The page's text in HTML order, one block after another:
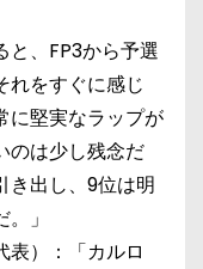
、FP3から予選
れをすぐに感じ
に堅実なラップが
のは少し残念だ
き出し、9位は明
」
）：「カルロ